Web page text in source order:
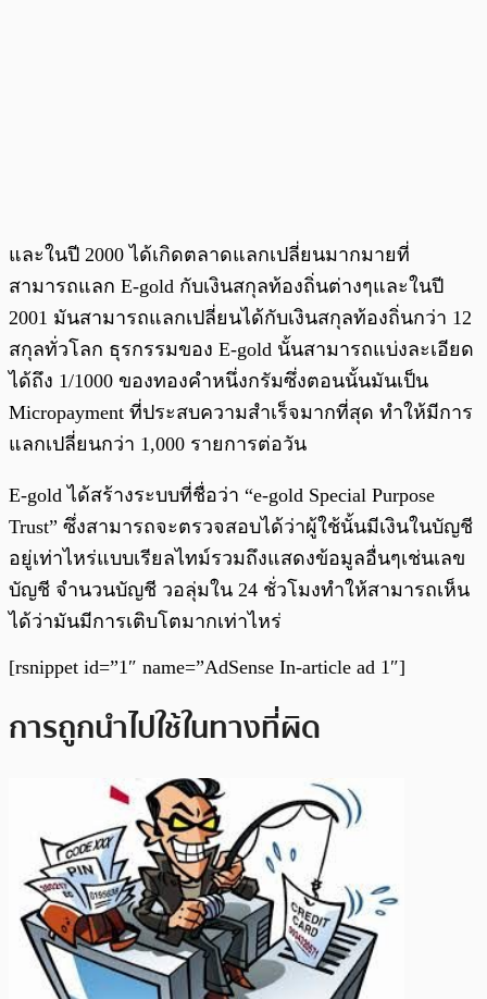
และในปี 2000 ได้เกิดตลาดแลกเปลี่ยนมากมายที่
สามารถแลก E-gold กับเงินสกุลท้องถิ่นต่างๆและในปี
2001 มันสามารถแลกเปลี่ยนได้กับเงินสกุลท้องถิ่นกว่า 12
สกุลทั่วโลก ธุรกรรมของ E-gold นั้นสามารถแบ่งละเอียด
ได้ถึง 1/1000 ของทองคำหนึ่งกรัมซึ่งตอนนั้นมันเป็น
Micropayment ที่ประสบความสำเร็จมากที่สุด ทำให้มีการ
แลกเปลี่ยนกว่า 1,000 รายการต่อวัน
E-gold ได้สร้างระบบที่ชื่อว่า “e-gold Special Purpose
Trust” ซึ่งสามารถจะตรวจสอบได้ว่าผู้ใช้นั้นมีเงินในบัญชี
อยู่เท่าไหร่แบบเรียลไทม์รวมถึงแสดงข้อมูลอื่นๆเช่นเลข
บัญชี จำนวนบัญชี วอลุ่มใน 24 ชั่วโมงทำให้สามารถเห็น
ได้ว่ามันมีการเติบโตมากเท่าไหร่
[rsnippet id=”1″ name=”AdSense In-article ad 1″]
การถูกนำไปใช้ในทางที่ผิด